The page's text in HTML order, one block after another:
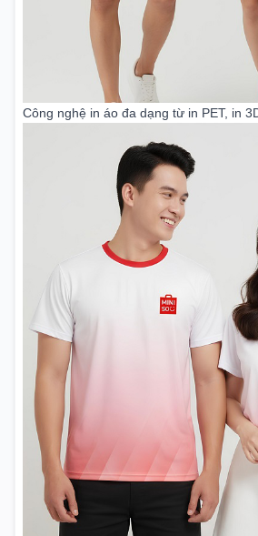
Công nghệ in áo đa dạng từ in PET, in